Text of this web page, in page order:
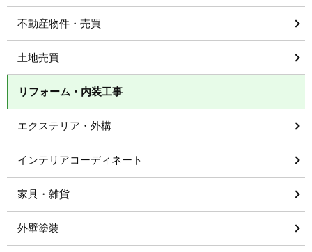
不動産物件・売買
土地売買
リフォーム・内装工事
エクステリア・外構
インテリアコーディネート
家具・雑貨
外壁塗装